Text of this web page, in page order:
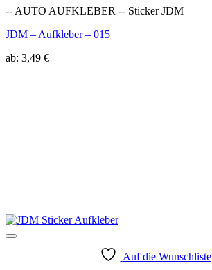
-- AUTO AUFKLEBER -- Sticker JDM
JDM – Aufkleber – 015
ab: 3,49 €
Auf die Wunschliste